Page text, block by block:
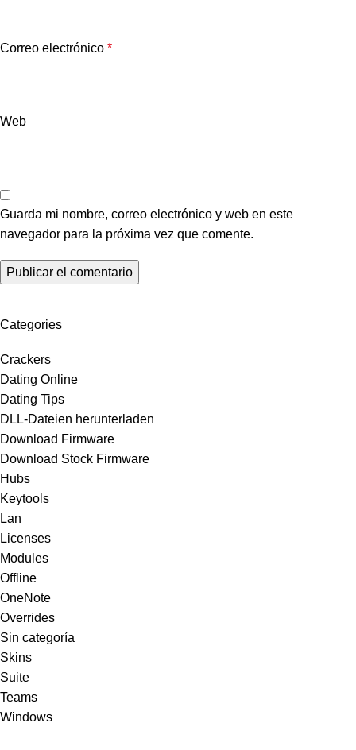
Correo electrónico *
Web
Guarda mi nombre, correo electrónico y web en este
navegador para la próxima vez que comente.
Categories
Crackers
Dating Online
Dating Tips
DLL-Dateien herunterladen
Download Firmware
Download Stock Firmware
Hubs
Keytools
Lan
Licenses
Modules
Offline
OneNote
Overrides
Sin categoría
Skins
Suite
Teams
Windows